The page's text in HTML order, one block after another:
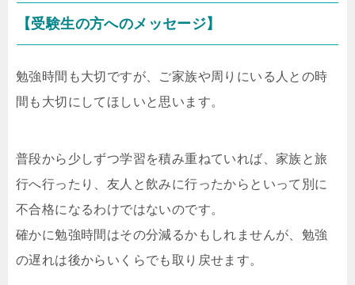
【受験生の方へのメッセージ】
勉強時間も大切ですが、ご家族や周りにいる人との時
間も大切にしてほしいと思います。
普段から少しずつ学習を積み重ねていれば、家族と旅
行へ行ったり、友人と飲みに行ったからといって別に
不合格になるわけではないのです。
確かに勉強時間はその分減るかもしれませんが、勉強
の遅れは後からいくらでも取り戻せます。